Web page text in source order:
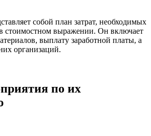
собой план затрат, необходимых
стоимостном выражении. Он включает
выплату заработной платы, а
организаций.
по их